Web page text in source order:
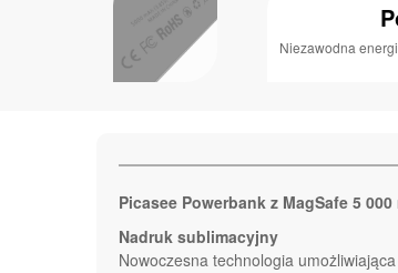
Niezawodna
Picasee Powerbank z MagSafe 5 000
Nadruk sublimacyjny
Nowoczesna technologia